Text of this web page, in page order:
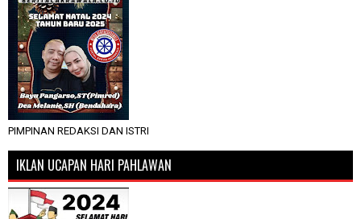
PIMPINAN REDAKSI DAN ISTRI
IKLAN UCAPAN HARI PAHLAWAN